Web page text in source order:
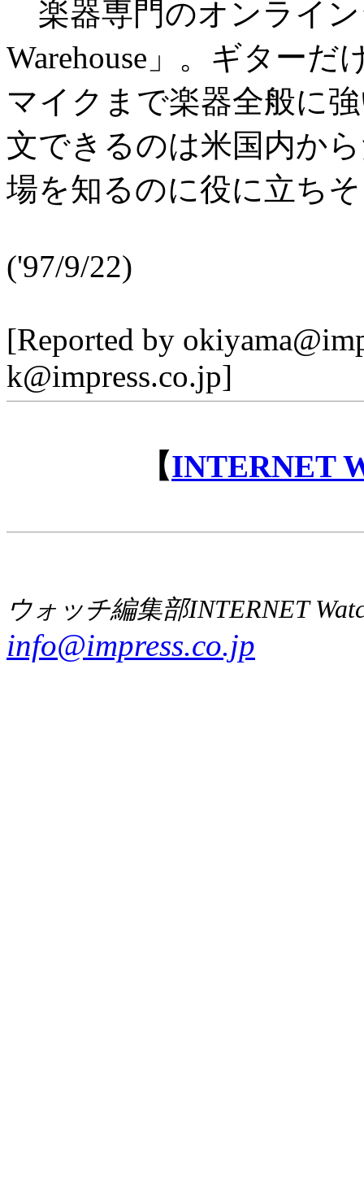
楽器専門のオンライン
Warehouse」。ギター
マイクまで楽器全般に
文できるのは米国内か
場を知るのに役に立ち
('97/9/22)
[Reported by
k@impress.co.jp]
【INTERNET
ウォッチ編集部INTERNET
info@impress.co.jp